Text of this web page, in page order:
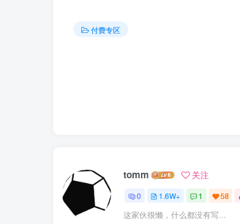
付费专区
tomm 关注
0 1.6W+ 1 58
这家伙很懒，什么都没有写...